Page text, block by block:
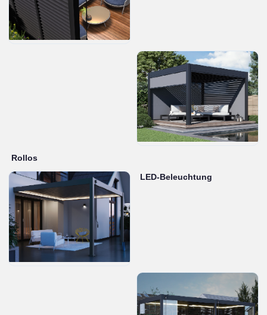
Rollos
LED-Beleuchtung